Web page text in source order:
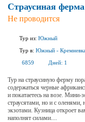
Страусиная
Не проводится
Тур из: Южный
Тур в: Южный -
6859
Дней: 1
Тур на страусиную ферму
содержаться черные
и покатаетесь на возе. Мини-
страусятами, но и с оленями,
экзотами. Кузница откроет
наполнят силами....